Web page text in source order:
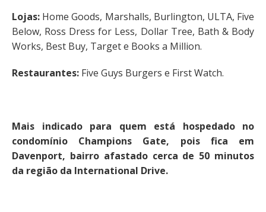
Lojas: Home Goods, Marshalls, Burlington, ULTA, Five
Below, Ross Dress for Less, Dollar Tree, Bath & Body
Works, Best Buy, Target e Books a Million.
Restaurantes: Five Guys Burgers e First Watch.
Mais indicado para quem está hospedado no
condomínio Champions Gate, pois fica em
Davenport, bairro afastado cerca de 50 minutos
da região da International Drive.